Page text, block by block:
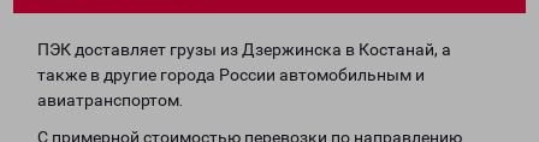
ПЭК доставляет грузы из Дзержинска в Костанай, а
также в другие города России автомобильным и
авиатранспортом.
С примерной стоимостью перевозки по направлению